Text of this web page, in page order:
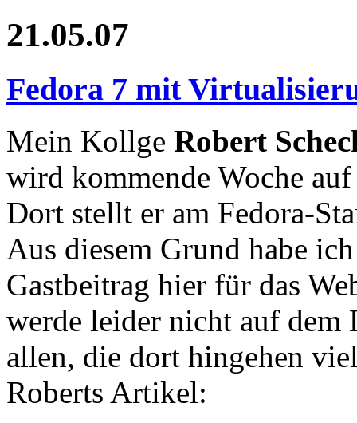
21.05.07
Fedora 7 mit
Mein Kollge Robert
wird kommende Woche
Dort stellt er am Fedora-
Aus diesem Grund habe
Gastbeitrag hier für das
werde leider nicht auf dem
allen, die dort hingehen
Roberts Artikel: